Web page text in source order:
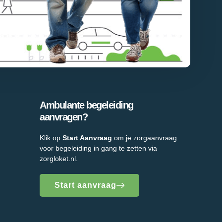
Ambulante begeleiding
aanvragen?
Klik op Start Aanvraag om je zorgaanvraag
voor begeleiding in gang te zetten via
zorgloket.nl.
Start aanvraag